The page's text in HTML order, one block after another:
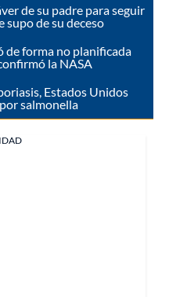
de su padre para seguir
supo de su deceso
de forma no planificada
la NASA
Estados Unidos
salmonella